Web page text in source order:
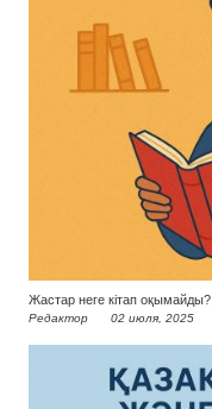
Жастар неге кітап оқымайды?
Редактор 02 июля, 2025